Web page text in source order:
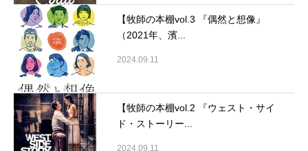
【牧師の本棚vol.3 『偶然と想像』
（2021年、濱...
2024.09.11
【牧師の本棚vol.2 『ウェスト・サイ
ド・ストーリー...
2024.09.11